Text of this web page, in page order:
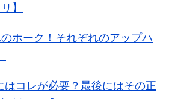
】
のホーク！それぞれのアップハ
はコレが必要？最後にはその正